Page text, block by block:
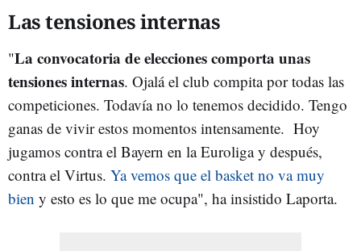
Las tensiones internas
"La convocatoria de elecciones comporta unas
tensiones internas. Ojalá el club compita por todas las
competiciones. Todavía no lo tenemos decidido. Tengo
ganas de vivir estos momentos intensamente. Hoy
jugamos contra el Bayern en la Euroliga y después,
contra el Virtus. Ya vemos que el basket no va muy
bien y esto es lo que me ocupa", ha insistido Laporta.